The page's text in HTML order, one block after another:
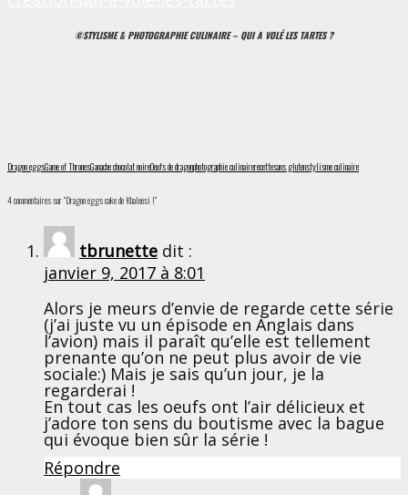
©STYLISME & PHOTOGRAPHIE CULINAIRE – QUI A VOLÉ LES TARTES ?
Dragon eggsGame of ThronesGanache chocolat noireOeufs de dragonphotographie culinairerecettesans glutenstylisme culinaire
4 commentaires sur “Dragon eggs cake de Khaleesi !”
tbrunette dit :
janvier 9, 2017 à 8:01
Alors je meurs d’envie de regarde cette série
(j’ai juste vu un épisode en Anglais dans
l’avion) mais il paraît qu’elle est tellement
prenante qu’on ne peut plus avoir de vie
sociale:) Mais je sais qu’un jour, je la
regarderai !
En tout cas les oeufs ont l’air délicieux et
j’adore ton sens du boutisme avec la bague
qui évoque bien sûr la série !
Répondre